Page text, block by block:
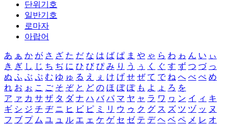
단위기호
일반기호
로마자
아랍어
あ ぁ か が さ ざ た だ な は ば ぱ ま や ゃ ら わ ゎ ん い ぃ
き ぎ し じ ち ぢ に ひ び ぴ み り う ぅ く ぐ す ず つ づ っ
ぬ ふ ぶ ぷ む ゆ ゅ る え ぇ け げ せ ぜ て で ね へ べ ぺ め
れ お ぉ こ ご そ ぞ と ど の ほ ぼ ぽ も よ ょ ろ を
ア ァ カ サ ザ タ ダ ナ ハ バ パ マ ヤ ャ ラ ワ ヮ ン イ ィ キ
ギ シ ジ チ ヂ ニ ヒ ビ ピ ミ リ ウ ゥ ク グ ス ズ ツ ヅ ッ ヌ
フ ブ プ ム ユ ュ ル エ ェ ケ ゲ セ ゼ テ デ ヘ ベ ペ メ レ オ